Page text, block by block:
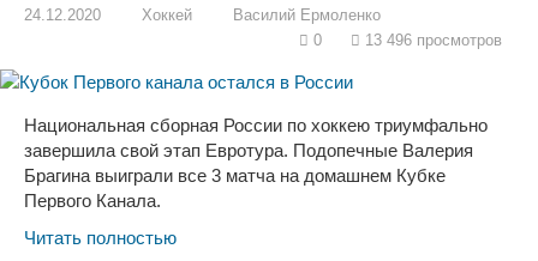
24.12.2020 Хоккей
Василий Ермоленко
0
13 496 просмотров
Национальная сборная России по хоккею триумфально
завершила свой этап Евротура. Подопечные Валерия
Брагина выиграли все 3 матча на домашнем Кубке
Первого Канала.
Читать полностью